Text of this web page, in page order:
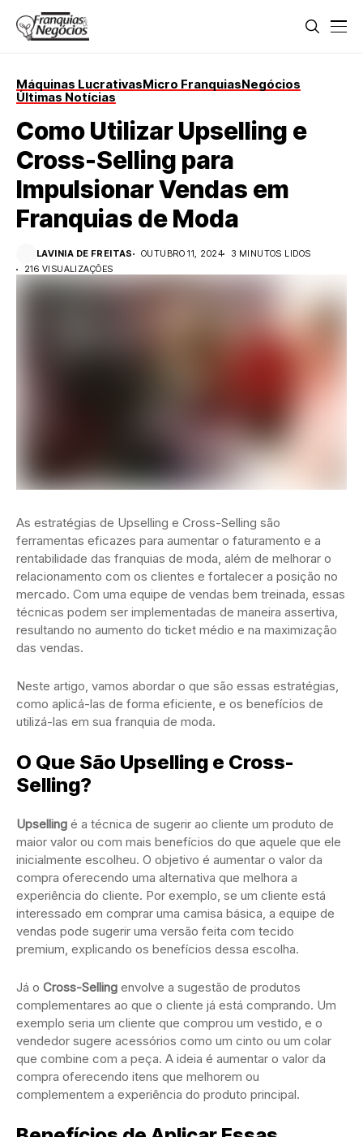
Máquinas LucrativasMicro FranquiasNegócios
Últimas Notícias
Como Utilizar Upselling e
Cross-Selling para
Impulsionar Vendas em
Franquias de Moda
LAVINIA DE FREITAS OUTUBRO 11, 2024
3 MINUTOS LIDOS
216 VISUALIZAÇÕES
As estratégias de Upselling e Cross-Selling são
ferramentas eficazes para aumentar o faturamento e a
rentabilidade das franquias de moda, além de melhorar o
relacionamento com os clientes e fortalecer a posição no
mercado. Com uma equipe de vendas bem treinada, essas
técnicas podem ser implementadas de maneira assertiva,
resultando no aumento do ticket médio e na maximização
das vendas.
Neste artigo, vamos abordar o que são essas estratégias,
como aplicá-las de forma eficiente, e os benefícios de
utilizá-las em sua franquia de moda.
O Que São Upselling e Cross-
Selling?
Upselling é a técnica de sugerir ao cliente um produto de
maior valor ou com mais benefícios do que aquele que ele
inicialmente escolheu. O objetivo é aumentar o valor da
compra oferecendo uma alternativa que melhora a
experiência do cliente. Por exemplo, se um cliente está
interessado em comprar uma camisa básica, a equipe de
vendas pode sugerir uma versão feita com tecido
premium, explicando os benefícios dessa escolha.
Já o Cross-Selling envolve a sugestão de produtos
complementares ao que o cliente já está comprando. Um
exemplo seria um cliente que comprou um vestido, e o
vendedor sugere acessórios como um cinto ou um colar
que combine com a peça. A ideia é aumentar o valor da
compra oferecendo itens que melhorem ou
complementem a experiência do produto principal.